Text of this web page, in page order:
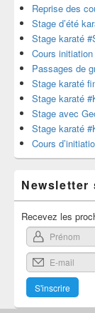
Reprise des
Stage d’été
Stage karaté
Cours
Passages de
Stage karaté
Stage karaté
Stage avec
Stage karaté
Cours
Newsletter
Recevez les